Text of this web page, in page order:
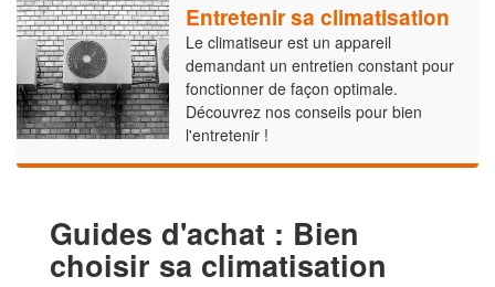
Entretenir sa climatisation
Le climatiseur est un appareil
demandant un entretien constant pour
fonctionner de façon optimale.
Découvrez nos conseils pour bien
l'entretenir !
Guides d'achat : Bien
choisir sa climatisation